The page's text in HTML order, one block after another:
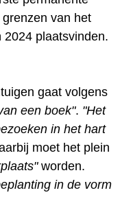
van het
plaatsvinden.
gaat volgens
een boek". "Het
in het hart
moet het plein
worden.
in de vorm